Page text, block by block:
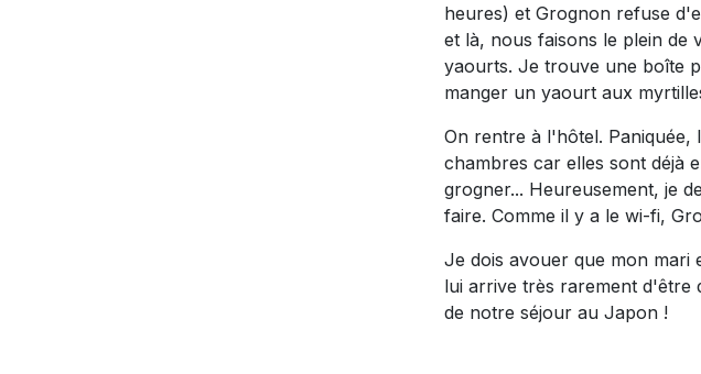
heures) et Grognon refuse
et là, nous faisons le plein de
yaourts. Je trouve une boîte
manger un yaourt aux
On rentre à l'hôtel.
chambres car elles sont déjà
grogner... Heureusement, je
faire. Comme il y a le wi-fi,
Je dois avouer que mon mari
lui arrive très rarement d'être
de notre séjour au Japon !